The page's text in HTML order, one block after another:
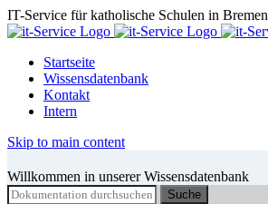
Skip
to
IT-Service für katholische Schulen in Bremen
Startseite
Wissensdatenbank
Kontakt
Intern
Skip to main content
Willkommen in unserer Wissensdatenbank
Suche